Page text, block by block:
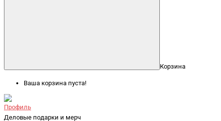
Корзина
Ваша корзина пуста!
Профиль
Деловые подарки и мерч